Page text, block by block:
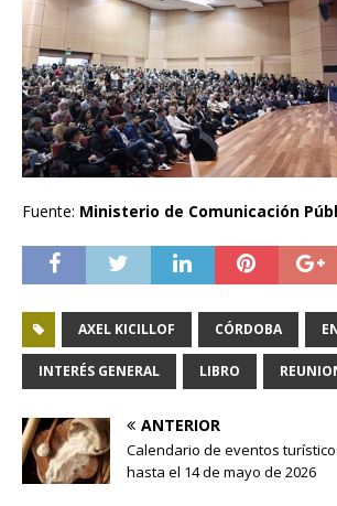
Fuente: Ministerio de Comunicación
AXEL KICILLOF CÓRDOBA
INTERÉS GENERAL LIBRO
ANTERIOR
Calendario de eventos
hasta el 14 de mayo de 2026